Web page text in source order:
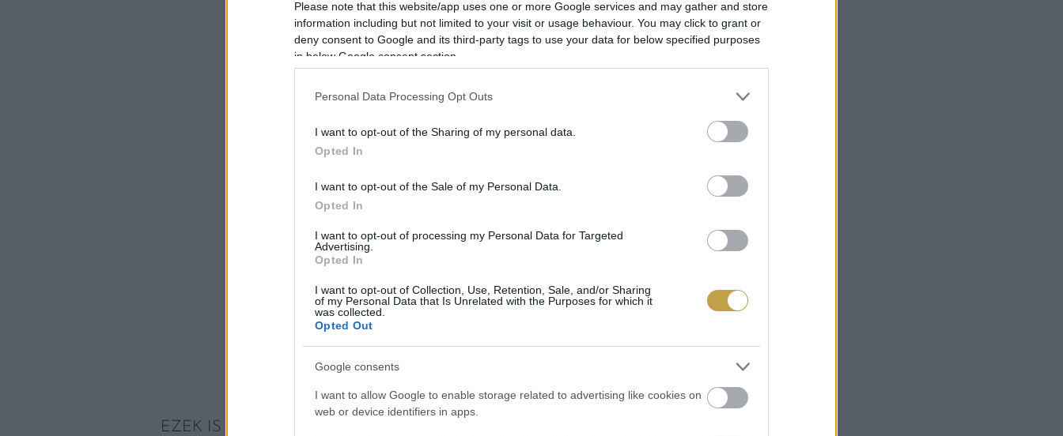
Please note that this website/app uses one or more Google services and may gather and store
information including but not limited to your visit or usage behaviour. You may click to grant or
deny consent to Google and its third-party tags to use your data for below specified purposes
in below Google consent section.
Personal Data Processing Opt Outs
I want to opt-out of the Sharing of my personal data.
Opted In
I want to opt-out of the Sale of my Personal Data.
Opted In
I want to opt-out of processing my Personal Data for Targeted
Advertising.
Opted In
I want to opt-out of Collection, Use, Retention, Sale, and/or Sharing
of my Personal Data that Is Unrelated with the Purposes for which it
was collected.
Opted Out
Google consents
I want to allow Google to enable storage related to advertising like cookies on
web or device identifiers in apps.
EZEK IS ÉRDEKELHETNEK